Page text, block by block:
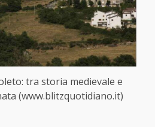
tra storia medievale e
(www.blitzquotidiano.it)